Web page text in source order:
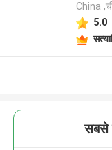
China
5.0
सबसे